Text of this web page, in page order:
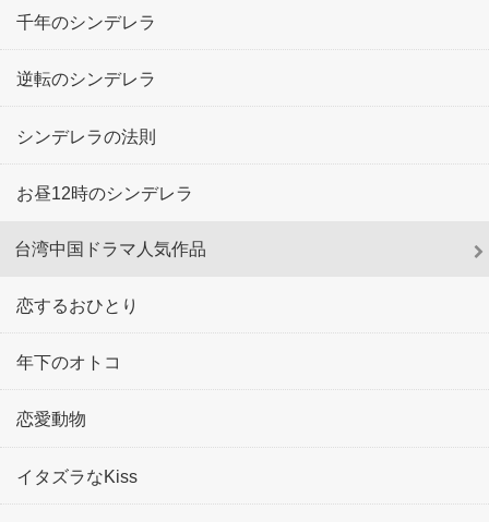
千年のシンデレラ
逆転のシンデレラ
シンデレラの法則
お昼12時のシンデレラ
台湾中国ドラマ人気作品
恋するおひとり
年下のオトコ
恋愛動物
イタズラなKiss